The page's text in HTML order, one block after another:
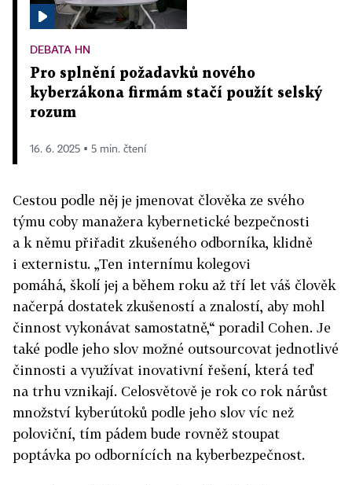
DEBATA HN
Pro splnění požadavků nového
kyberzákona firmám stačí použít selský
rozum
16. 6. 2025 ▪ 5 min. čtení
Cestou podle něj je jmenovat člověka ze svého
týmu coby manažera kybernetické bezpečnosti
a k němu přiřadit zkušeného odborníka, klidně
i externistu. „Ten internímu kolegovi
pomáhá, školí jej a během roku až tří let váš člověk
načerpá dostatek zkušeností a znalostí, aby mohl
činnost vykonávat samostatně,“ poradil Cohen. Je
také podle jeho slov možné outsourcovat jednotlivé
činnosti a využívat inovativní řešení, která teď
na trhu vznikají. Celosvětově je rok co rok nárůst
množství kyberútoků podle jeho slov víc než
poloviční, tím pádem bude rovněž stoupat
poptávka po odbornících na kyberbezpečnost.